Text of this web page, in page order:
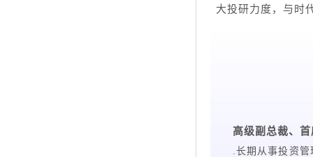
大投研力度，与时
高级副总裁、
.长期从事投资